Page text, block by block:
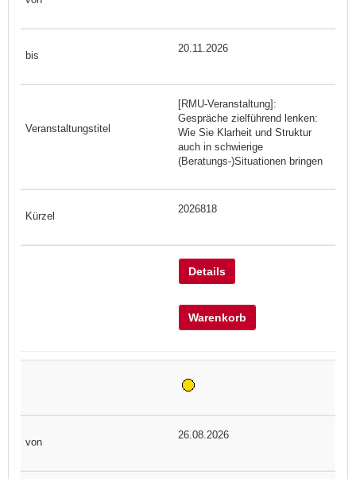
20.11.2026
[RMU-Veranstaltung]:
Gespräche zielführend lenken:
Wie Sie Klarheit und Struktur
auch in schwierige
(Beratungs-)Situationen bringen
2026818
Details
Warenkorb
26.08.2026